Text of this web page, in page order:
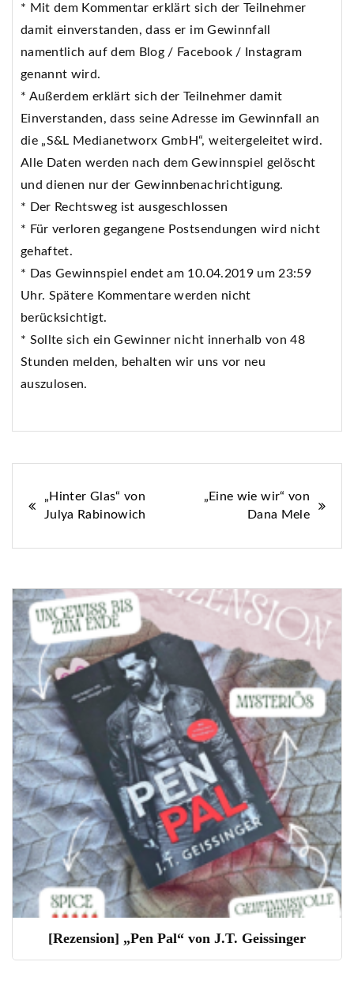
* Mit dem Kommentar erklärt sich der Teilnehmer
damit einverstanden, dass er im Gewinnfall
namentlich auf dem Blog / Facebook / Instagram
genannt wird.
* Außerdem erklärt sich der Teilnehmer damit
Einverstanden, dass seine Adresse im Gewinnfall an
die „S&L Medianetworx GmbH“, weitergeleitet wird.
Alle Daten werden nach dem Gewinnspiel gelöscht
und dienen nur der Gewinnbenachrichtigung.
* Der Rechtsweg ist ausgeschlossen
* Für verloren gegangene Postsendungen wird nicht
gehaftet.
* Das Gewinnspiel endet am 10.04.2019 um 23:59
Uhr. Spätere Kommentare werden nicht
berücksichtigt.
* Sollte sich ein Gewinner nicht innerhalb von 48
Stunden melden, behalten wir uns vor neu
auszulosen.
Beitragsnavigation
„Hinter Glas“ von
Julya Rabinowich
„Eine wie wir“ von
Dana Mele
[Rezension] „Pen Pal“ von J.T. Geissinger